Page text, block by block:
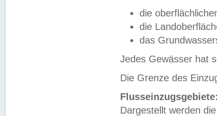
die
die
das
Jedes Gewässer hat
Die Grenze des
Dargestellt werden